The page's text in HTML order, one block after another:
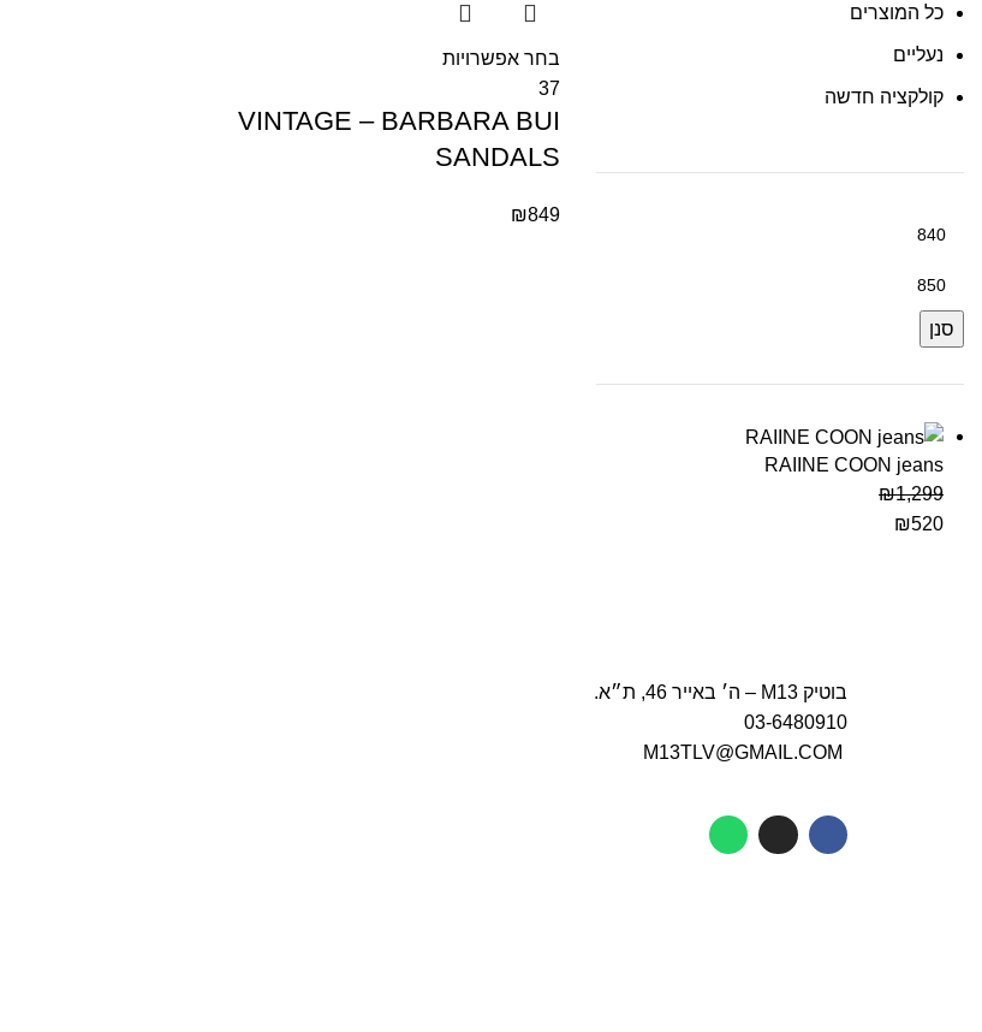
כל המוצרים
נעליים
קולקציה חדשה
סנן
RAIINE COON jeans
₪1,299
₪520
בחר אפשרויות
37
VINTAGE – BARBARA BUI
SANDALS
₪849
בוטיק M13 – ה׳ באייר 46, ת״א.
03-6480910